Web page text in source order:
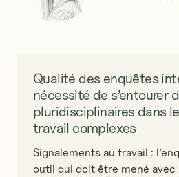
Qualité des enquêtes
nécessité de s’entourer
pluridisciplinaires dans
travail complexes
Signalements au travail :
outil qui doit être mené avec